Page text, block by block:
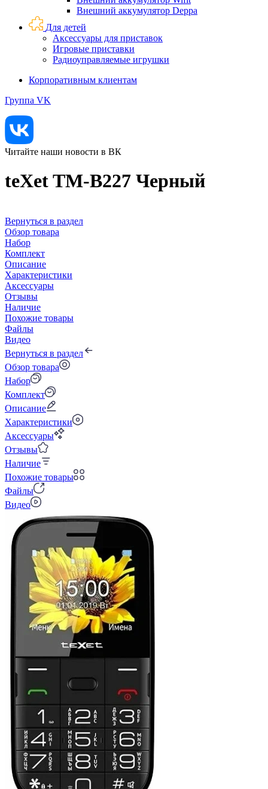
Внешний аккумулятор Deppa
Для детей
Аксессуары для приставок
Игровые приставки
Радиоуправляемые игрушки
Корпоративным клиентам
Группа VK
Читайте наши новости в ВК
teXet TM-B227 Черный
Вернуться в раздел
Обзор товара
Набор
Комплект
Описание
Характеристики
Аксессуары
Отзывы
Наличие
Похожие товары
Файлы
Видео
Вернуться в раздел
Обзор товара
Набор
Комплект
Описание
Характеристики
Аксессуары
Отзывы
Наличие
Похожие товары
Файлы
Видео